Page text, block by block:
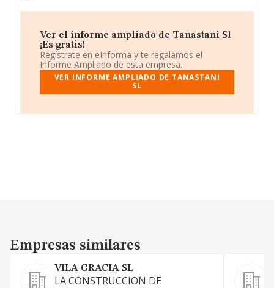
Ver el informe ampliado de Tanastani Sl
¡Es gratis!
Regístrate en eInforma y te regalamos el
Informe Ampliado de esta empresa.
VER INFORME AMPLIADO DE TANASTANI
SL
Empresas similares
Empresas similares
VILA GRACIA SL
LA CONSTRUCCION DE